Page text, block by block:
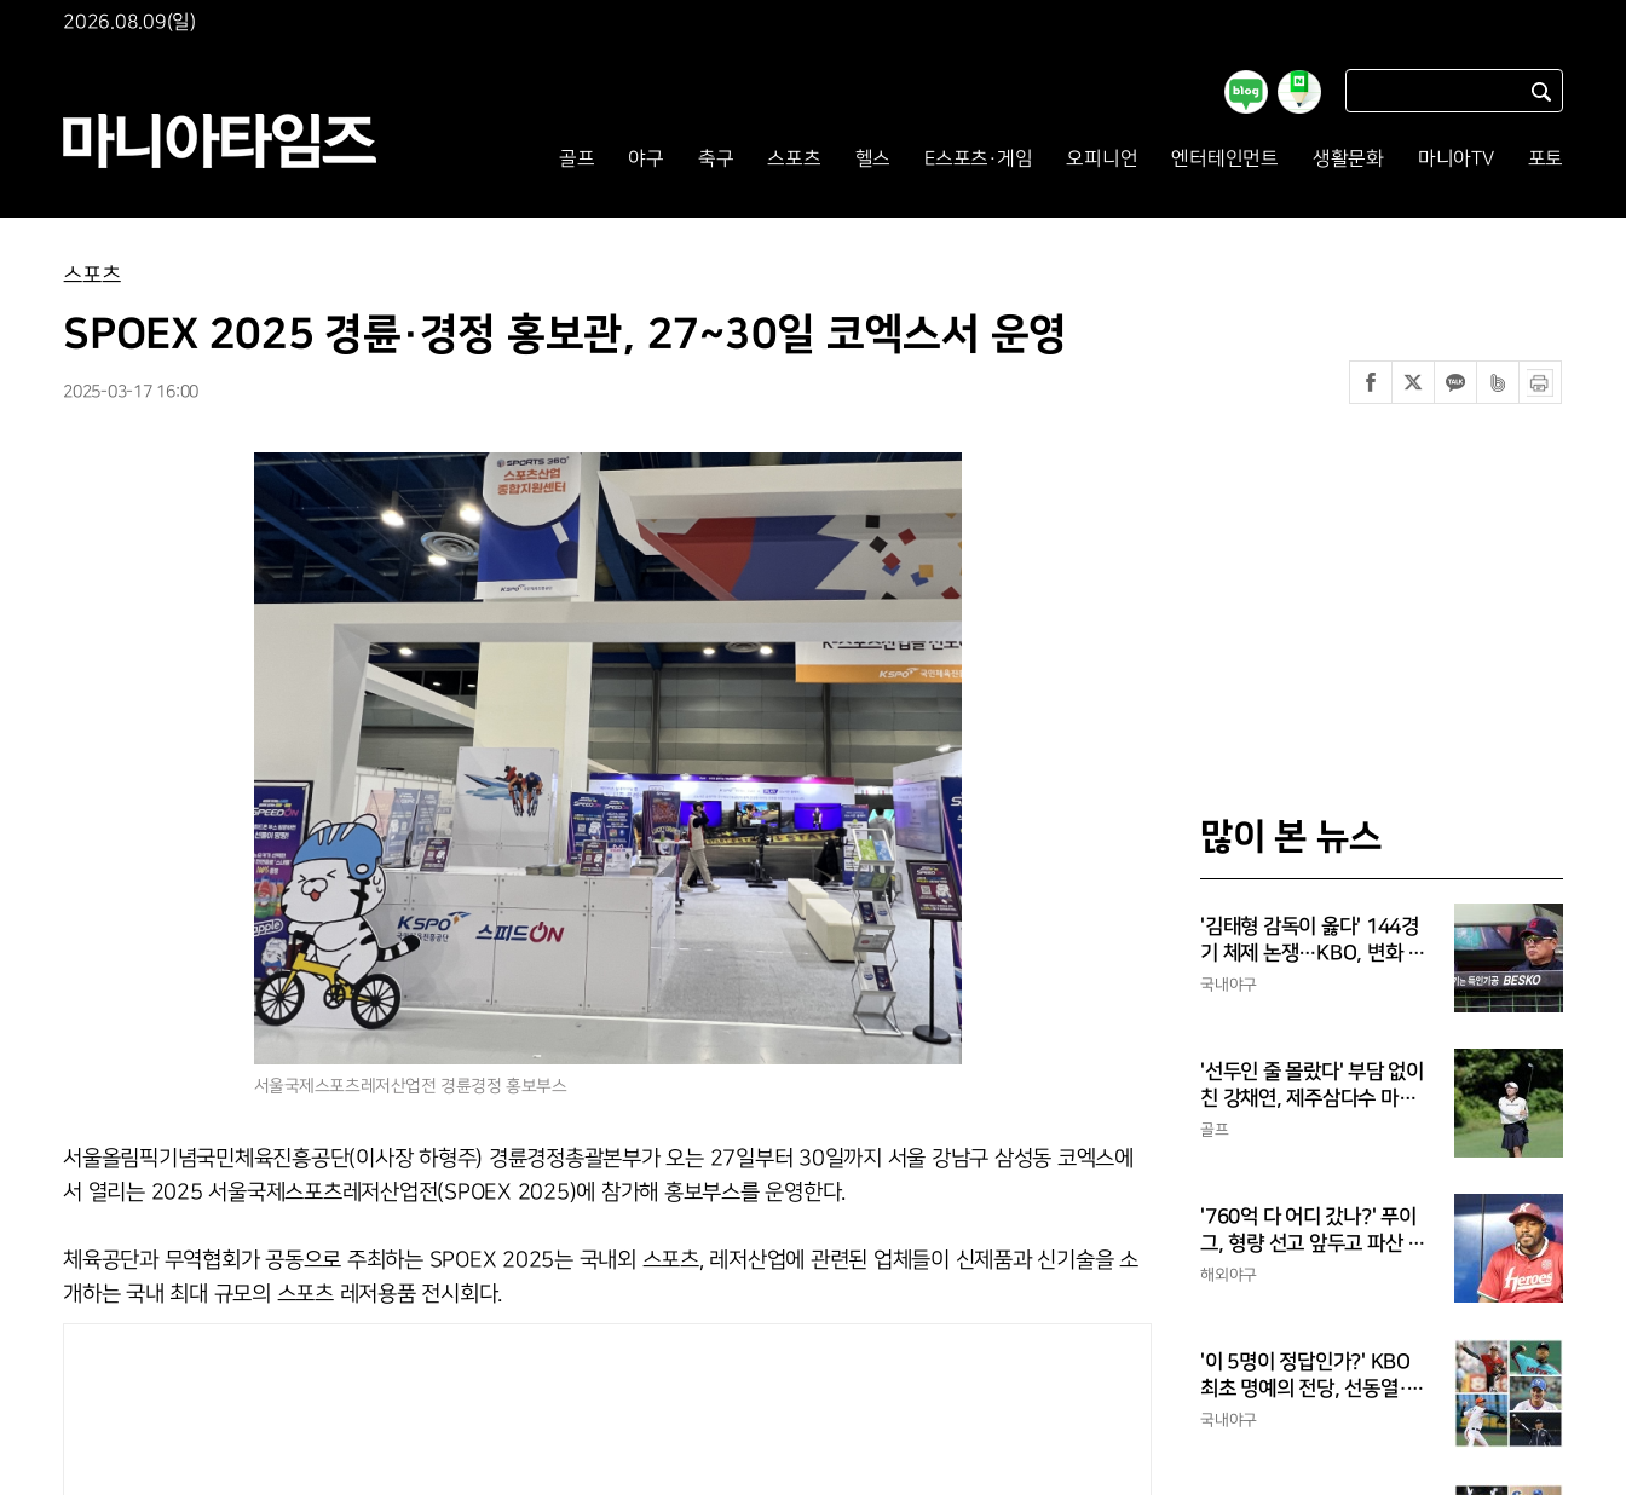
2026.08.09(일)
골프 야구 축구 스포츠 헬스 E스포츠·게임 오피니언 엔터테인먼트 생활문화 마니아TV 포토
스포츠
SPOEX 2025 경륜·경정 홍보관, 27~30일 코엑스서 운영
2025-03-17 16:00
서울국제스포츠레저산업전 경륜경정 홍보부스
서울올림픽기념국민체육진흥공단(이사장 하형주) 경륜경정총괄본부가 오는 27일부터 30일까지 서울 강남구 삼성동 코엑스에
서 열리는 2025 서울국제스포츠레저산업전(SPOEX 2025)에 참가해 홍보부스를 운영한다.
체육공단과 무역협회가 공동으로 주최하는 SPOEX 2025는 국내외 스포츠, 레저산업에 관련된 업체들이 신제품과 신기술을 소
개하는 국내 최대 규모의 스포츠 레저용품 전시회다.
많이 본 뉴스
'김태형 감독이 옳다' 144경
기 체제 논쟁…KBO, 변화 고
민해야, 환경에 맞는 경기 수
국내야구
'선두인 줄 몰랐다' 부담 없이
친 강채연, 제주삼다수 마스
터스 2R 단독 선두
골프
'760억 다 어디 갔나?' 푸이
그, 형량 선고 앞두고 파산 신
청
해외야구
'이 5명이 정답인가?' KBO
최초 명예의 전당, 선동열·최
동원·이승엽·송진우·김응용
국내야구